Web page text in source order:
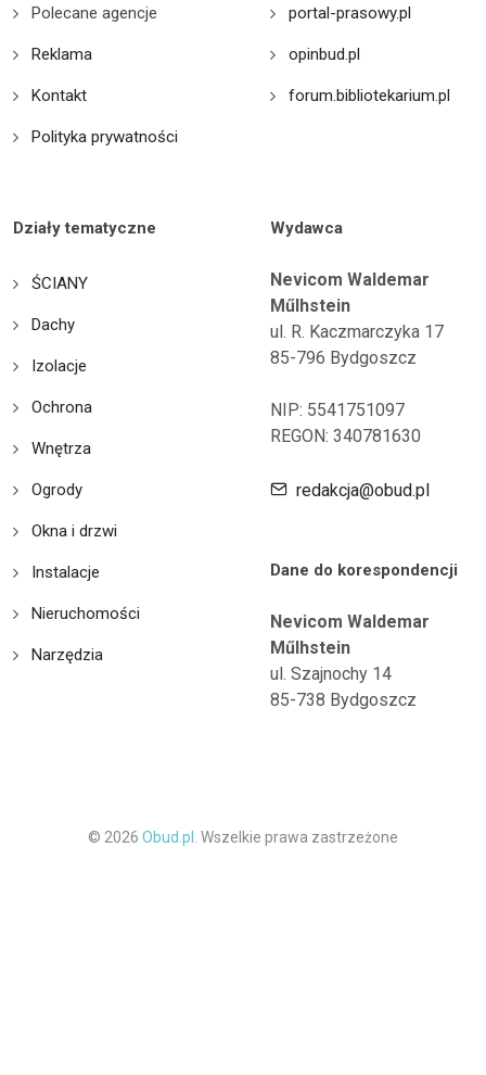
Polecane agencje
Reklama
Kontakt
Polityka prywatności
portal-prasowy.pl
opinbud.pl
forum.bibliotekarium.pl
Działy tematyczne
ŚCIANY
Dachy
Izolacje
Ochrona
Wnętrza
Ogrody
Okna i drzwi
Instalacje
Nieruchomości
Narzędzia
Wydawca
Nevicom Waldemar
Műlhstein
ul. R. Kaczmarczyka 17
85-796 Bydgoszcz
NIP: 5541751097
REGON: 340781630
redakcja@obud.pl
Dane do korespondencji
Nevicom Waldemar
Műlhstein
ul. Szajnochy 14
85-738 Bydgoszcz
© 2026 Obud.pl. Wszelkie prawa zastrzeżone